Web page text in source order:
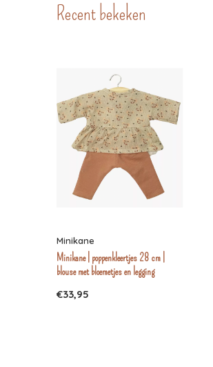
Recent bekeken
Minikane
Minikane | poppenkleertjes 28 cm |
blouse met bloemetjes en legging
€33,95